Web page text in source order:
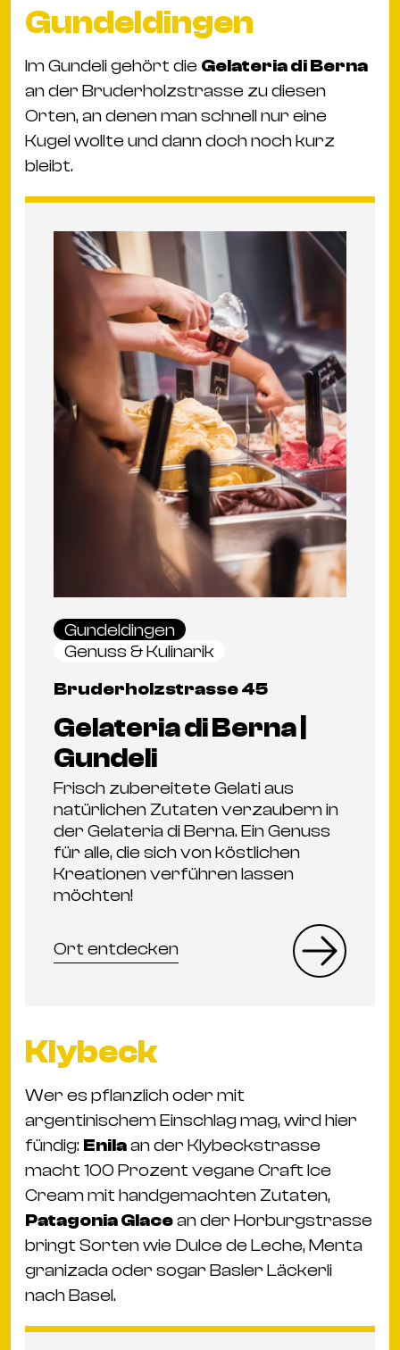
Gundeldingen
Im Gundeli gehört die Gelateria di Berna
an der Bruderholzstrasse zu diesen
Orten, an denen man schnell nur eine
Kugel wollte und dann doch noch kurz
bleibt.
Gundeldingen
Genuss & Kulinarik
Bruderholzstrasse 45
Gelateria di Berna |
Gundeli
Frisch zubereitete Gelati aus
natürlichen Zutaten verzaubern in
der Gelateria di Berna. Ein Genuss
für alle, die sich von köstlichen
Kreationen verführen lassen
möchten!
Ort entdecken
Klybeck
Wer es pflanzlich oder mit
argentinischem Einschlag mag, wird hier
fündig: Enilaan der Klybeckstrasse
macht 100 Prozent vegane Craft Ice
Cream mit handgemachten Zutaten,
Patagonia Glacean der Horburgstrasse
bringt Sorten wie Dulce de Leche, Menta
granizada oder sogar Basler Läckerli
nach Basel.